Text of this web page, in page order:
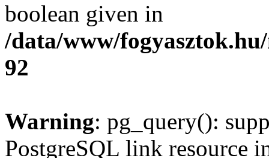
boolean given in
/data/www/
92
Warning: pg_query():
PostgreSQL link resource